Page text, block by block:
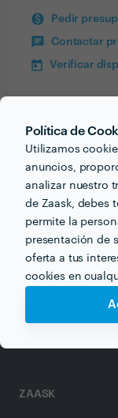
Política de
Utilizamos
anuncios,
analizar nuestro
de Zaask, debes
permite la
presentación de
oferta a tus
cookies en
Pedir
Contactar
Verificar
Recibe
ZAASK